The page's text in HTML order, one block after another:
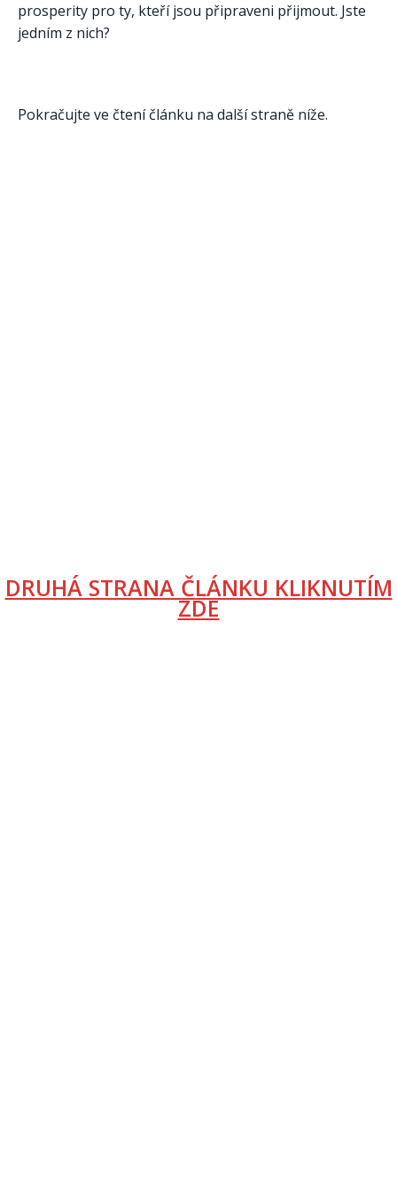
prosperity pro ty, kteří jsou připraveni přijmout. Jste
jedním z nich?
Pokračujte ve čtení článku na další straně níže.
DRUHÁ STRANA ČLÁNKU KLIKNUTÍM
ZDE